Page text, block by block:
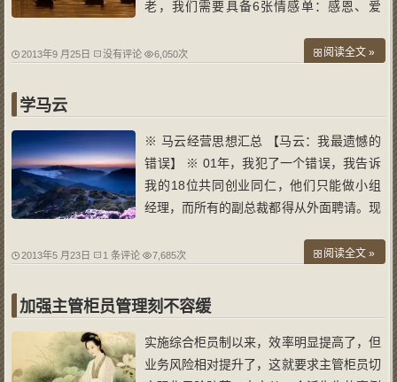
老，我们需要具备6张情感单：感恩、爱
生，在不同的阶段可以兼顾我们的使命。以
廓
2013年9 月25日 没有评论 6,050次 阅读全文 »
学马云
※ 马云经营思想汇总 【马云：我最遗憾的
错误】 ※ 01年，我犯了一个错误，我告诉
我的18位共同创业同仁，他们只能做小组
经理，而所有的副总裁都得从外面聘请。现
了，而我之前曾怀疑过其能力的人都成了副
要，选择同样也比能力重要！ 【马云：不
能
2013年5 月23日 1 条评论 7,685次 阅读全文 »
加强主管柜员管理刻不容缓
实施综合柜员制以来，效率明显提高了，但
业务风险相对提升了，这就要求主管柜员切